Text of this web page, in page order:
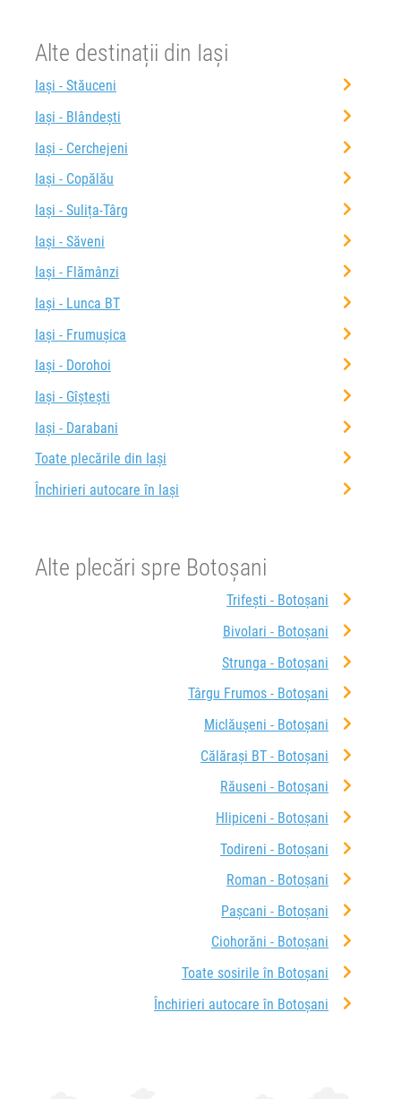
Alte destinații din Iași
Iași - Stăuceni
Iași - Blândești
Iași - Cerchejeni
Iași - Copălău
Iași - Sulița-Târg
Iași - Săveni
Iași - Flămânzi
Iași - Lunca BT
Iași - Frumușica
Iași - Dorohoi
Iași - Gîștești
Iași - Darabani
Toate plecările din Iași
Închirieri autocare în Iași
Alte plecări spre Botoșani
Trifești - Botoșani
Bivolari - Botoșani
Strunga - Botoșani
Târgu Frumos - Botoșani
Miclăușeni - Botoșani
Călărași BT - Botoșani
Răuseni - Botoșani
Hlipiceni - Botoșani
Todireni - Botoșani
Roman - Botoșani
Pașcani - Botoșani
Ciohorăni - Botoșani
Toate sosirile în Botoșani
Închirieri autocare în Botoșani